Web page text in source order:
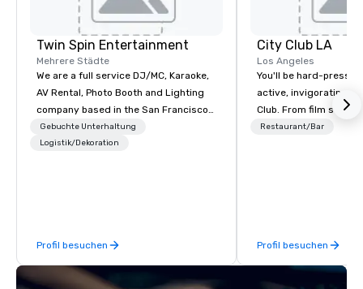
Twin Spin Entertainment
Mehrere Städte
We are a full service DJ/MC, Karaoke,
AV Rental, Photo Booth and Lighting
company based in the San Francisco
Bay Area. We specialize in corporate
events and weddings and have been
Gebuchte Unterhaltung
Logistik/Dekoration
Profil besuchen
City Club LA
Los Angeles
You'll be hard-
active, invigorating
Club. From film
dinners to high-
Restaurant/Bar
Profil besuchen